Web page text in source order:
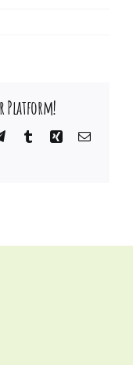
Platform!
TelegramTumblrXing Email